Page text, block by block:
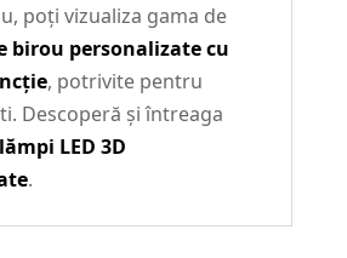
poți vizualiza gama de
birou personalizate cu
, potrivite pentru
Descoperă și întreaga
lămpi LED 3D
.